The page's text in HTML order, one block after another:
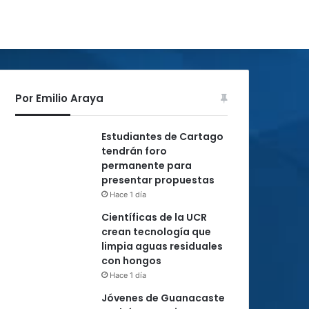
Por Emilio Araya
Estudiantes de Cartago
tendrán foro
permanente para
presentar propuestas
Hace 1 día
Científicas de la UCR
crean tecnología que
limpia aguas residuales
con hongos
Hace 1 día
Jóvenes de Guanacaste